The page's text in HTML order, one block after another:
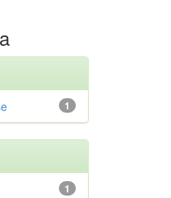
1
1